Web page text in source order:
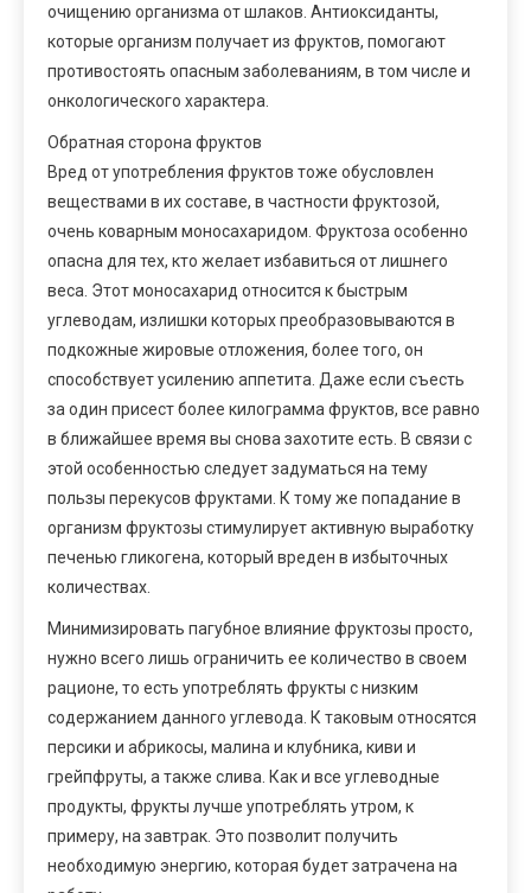
очищению организма от шлаков. Антиоксиданты,
которые организм получает из фруктов, помогают
противостоять опасным заболеваниям, в том числе и
онкологического характера.
Обратная сторона фруктов
Вред от употребления фруктов тоже обусловлен
веществами в их составе, в частности фруктозой,
очень коварным моносахаридом. Фруктоза особенно
опасна для тех, кто желает избавиться от лишнего
веса. Этот моносахарид относится к быстрым
углеводам, излишки которых преобразовываются в
подкожные жировые отложения, более того, он
способствует усилению аппетита. Даже если съесть
за один присест более килограмма фруктов, все равно
в ближайшее время вы снова захотите есть. В связи с
этой особенностью следует задуматься на тему
пользы перекусов фруктами. К тому же попадание в
организм фруктозы стимулирует активную выработку
печенью гликогена, который вреден в избыточных
количествах.
Минимизировать пагубное влияние фруктозы просто,
нужно всего лишь ограничить ее количество в своем
рационе, то есть употреблять фрукты с низким
содержанием данного углевода. К таковым относятся
персики и абрикосы, малина и клубника, киви и
грейпфруты, а также слива. Как и все углеводные
продукты, фрукты лучше употреблять утром, к
примеру, на завтрак. Это позволит получить
необходимую энергию, которая будет затрачена на